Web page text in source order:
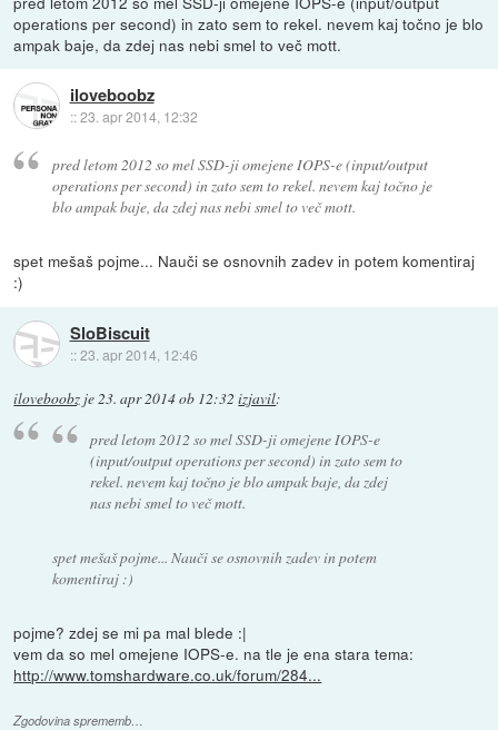
operations per second) in zato sem to rekel. nevem kaj točno je blo
ampak baje, da zdej nas nebi smel to več mott.
iloveboobz
::23. apr 2014, 12:32
pred letom 2012 so mel SSD-ji omejene IOPS-e (input/output
operations per second) in zato sem to rekel. nevem kaj točno je
blo ampak baje, da zdej nas nebi smel to več mott.
spet mešaš pojme... Nauči se osnovnih zadev in potem komentiraj
:)
SloBiscuit
::23. apr 2014, 12:46
iloveboobz je23. apr 2014 ob 12:32 izjavil:
pred letom 2012 so mel SSD-ji omejene IOPS-e
(input/output operations per second) in zato sem to
rekel. nevem kaj točno je blo ampak baje, da zdej
nas nebi smel to več mott.
spet mešaš pojme... Nauči se osnovnih zadev in potem
komentiraj :)
pojme? zdej se mi pa mal blede :|
vem da so mel omejene IOPS-e. na tle je ena stara tema:
http://www.tomshardware.co.uk/forum/284...
Zgodovina sprememb…